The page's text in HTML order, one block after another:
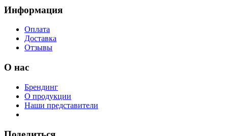
Информация
Оплата
Доставка
Отзывы
О нас
Брендинг
О продукции
Наши представители